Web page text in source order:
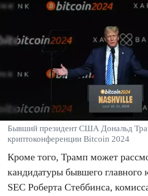
Бывший президент США Дональд
криптоконференции Bitcoin 2024
Кроме того, Трамп может
кандидатуры бывшего главного
SEC Роберта Стеббинса,